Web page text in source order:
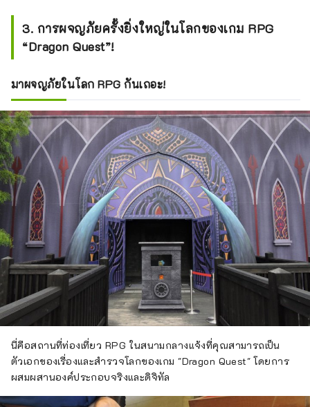
3. การผจญภัยครั้งยิ่งใหญ่ในโลกของเกม RPG
“Dragon Quest”!
มาผจญภัยในโลก RPG กันเถอะ!
นี่คือสถานที่ท่องเที่ยว RPG ในสนามกลางแจ้งที่คุณสามารถเป็น
ตัวเอกของเรื่องและสำรวจโลกของเกม "Dragon Quest" โดยการ
ผสมผสานองค์ประกอบจริงและดิจิทัล